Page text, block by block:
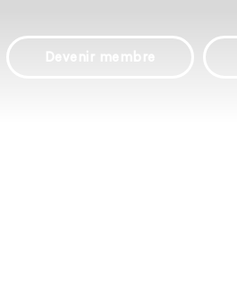
Devenir membre